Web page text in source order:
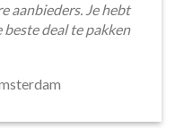
aanbieders. Je hebt
deal te pakken